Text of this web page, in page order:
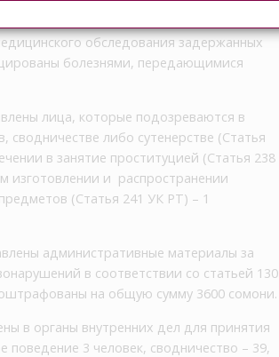
505 проституток.
обследования задержанных
болезнями, передающимися
лица, которые подозреваются в
либо сутенерстве (Статья
в занятие проституцией (Статья 238
изготовлении и распространении
(Статья 241 УК РТ) – 1
административные материалы за
в соответствии со статьей 130
на общую сумму 3600 сомони.
в органы внутренних дел для принятия
поведение 3 человек, сводничество – 39,